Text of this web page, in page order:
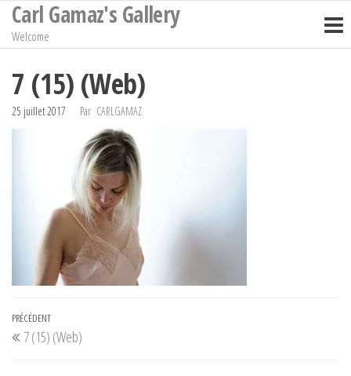
Passer
contenu
Carl Gamaz's Gallery
Welcome
7 (15) (Web)
25 juillet 2017 Par CARLGAMAZ
Navigation
de
Article
précédent
PRÉCÉDENT
7 (15) (Web)